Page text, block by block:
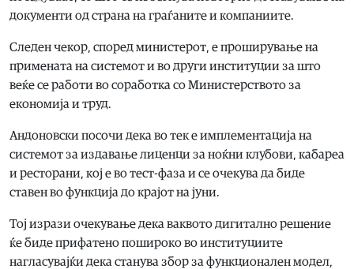
документи од страна на граѓаните и компаниите.
Следен чекор, според министерот, е проширување на
примената на системот и во други институции за што
веќе се работи во соработка со Министерството за
економија и труд.
Андоновски посочи дека во тек е имплементација на
системот за издавање лиценци за ноќни клубови, кабареа
и ресторани, кој е во тест-фаза и се очекува да биде
ставен во функција до крајот на јуни.
Тој изрази очекување дека ваквото дигитално решение
ќе биде прифатено пошироко во институциите
нагласувајќи дека станува збор за функционален модел,